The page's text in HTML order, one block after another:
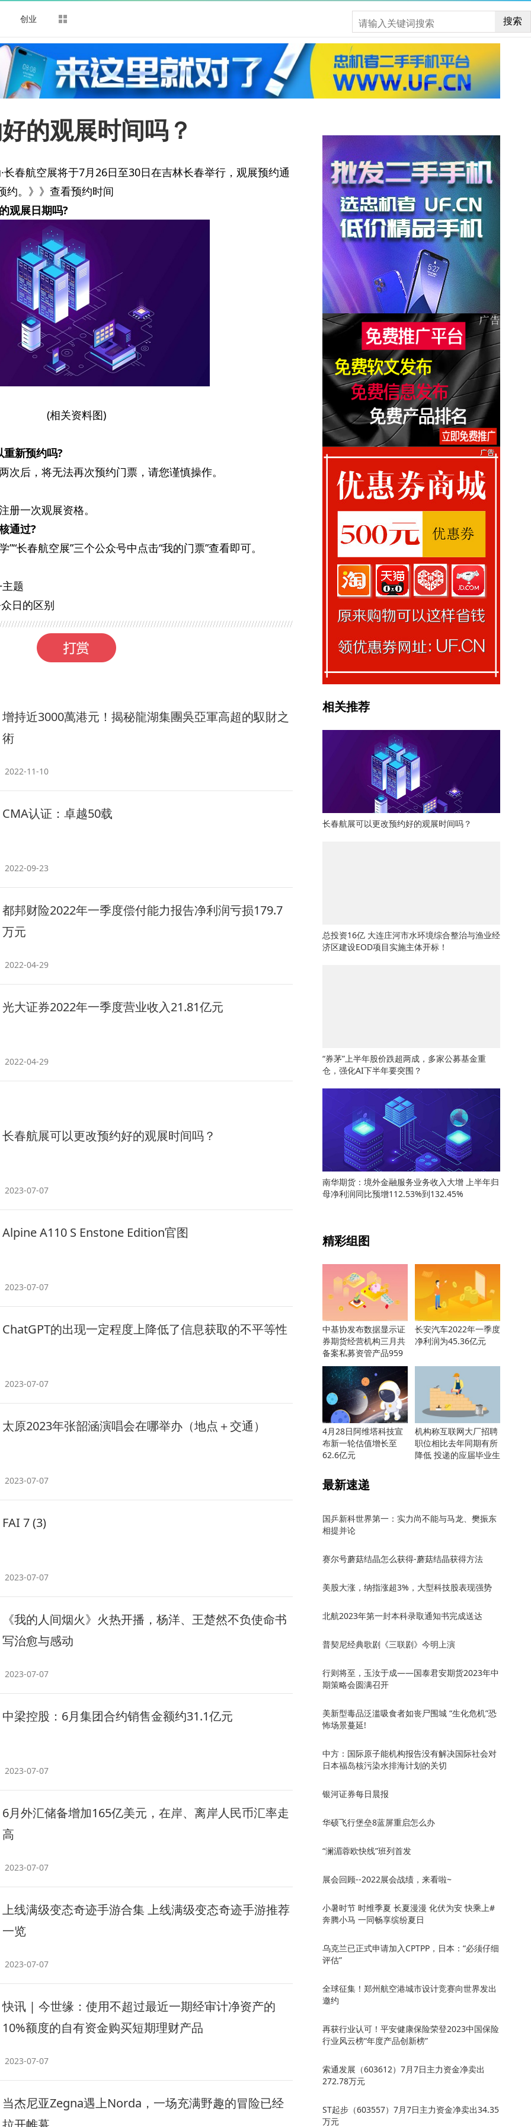
创业 搜索
的观展时间吗？
长春航空展将于7月26日至30日在吉林长春举行，观展预约通
约。》》查看预约时间
观展日期吗?
(相关资料图)
新预约吗?
次后，将无法再次预约门票，请您谨慎操作。
册一次观展资格。
通过?
”“长春航空展”三个公众号中点击“我的门票”查看即可。
题
日的区别
增持近3000萬港元！揭秘龍湖集團吳亞軍高超的馭財之
術
2022-11-10
CMA认证：卓越50载
2022-09-23
都邦财险2022年一季度偿付能力报告净利润亏损179.7
万元
2022-04-29
光大证券2022年一季度营业收入21.81亿元
2022-04-29
长春航展可以更改预约好的观展时间吗？
2023-07-07
Alpine A110 S Enstone Edition官图
2023-07-07
ChatGPT的出现一定程度上降低了信息获取的不平等性
2023-07-07
太原2023年张韶涵演唱会在哪举办（地点＋交通）
2023-07-07
FAI 7 (3)
2023-07-07
《我的人间烟火》火热开播，杨洋、王楚然不负使命书
写治愈与感动
2023-07-07
中梁控股：6月集团合约销售金额约31.1亿元
2023-07-07
6月外汇储备增加165亿美元，在岸、离岸人民币汇率走
高
2023-07-07
上线满级变态奇迹手游合集 上线满级变态奇迹手游推荐
一览
2023-07-07
快讯 | 今世缘：使用不超过最近一期经审计净资产的
10%额度的自有资金购买短期理财产品
2023-07-07
当杰尼亚Zegna遇上Norda，一场充满野趣的冒险已经
相关推荐
长春航展可以更改预约好的观展时间吗？
总投资16亿 大连庄河市水环境综合整治与渔业经
济区建设EOD项目实施主体开标！
“券茅”上半年股价跌超两成，多家公募基金重
仓，强化AI下半年要突围？
南华期货：境外金融服务业务收入大增 上半年归
母净利润同比预增112.53%到132.45%
精彩组图
中基协发布数据显示证
券期货经营机构三月共
备案私募资管产品959
只
长安汽车2022年一季度
净利润为45.36亿元
4月28日阿维塔科技宣
布新一轮估值增长至
62.6亿元
机构称互联网大厂招聘
职位相比去年同期有所
降低 投递的应届毕业生
最新速递
国乒新科世界第一：实力尚不能与马龙、樊振东
相提并论
赛尔号蘑菇结晶怎么获得-蘑菇结晶获得方法
美股大涨，纳指涨超3%，大型科技股表现强势
北航2023年第一封本科录取通知书完成送达
普契尼经典歌剧《三联剧》今明上演
行则将至，玉汝于成——国泰君安期货2023年中
期策略会圆满召开
美新型毒品泛滥吸食者如丧尸围城 “生化危机”恐
怖场景蔓延!
中方：国际原子能机构报告没有解决国际社会对
日本福岛核污染水排海计划的关切
银河证券每日晨报
华硕飞行堡垒8蓝屏重启怎么办
“澜湄蓉欧快线”班列首发
展会回顾--2022展会战绩，来看啦~
小暑时节 时维季夏 长夏漫漫 化伏为安 快乘上#
奔腾小马 一同畅享缤纷夏日
乌克兰已正式申请加入CPTPP，日本：“必须仔细
评估”
全球征集！郑州航空港城市设计竞赛向世界发出
邀约
再获行业认可！平安健康保险荣登2023中国保险
行业风云榜“年度产品创新榜”
索通发展（603612）7月7日主力资金净卖出
272.78万元
ST起步（603557）7月7日主力资金净卖出34.35
万元